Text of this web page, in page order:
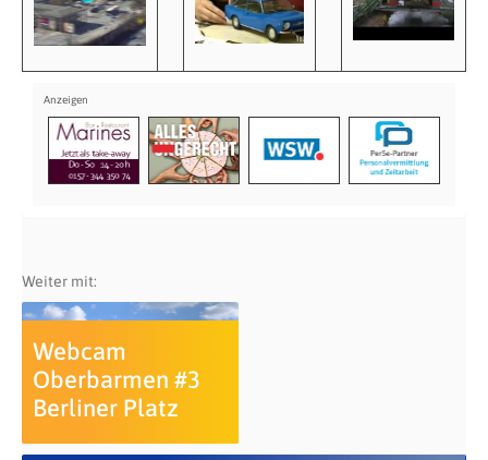
Weiter mit:
Webcam
Oberbarmen #3
Berliner Platz